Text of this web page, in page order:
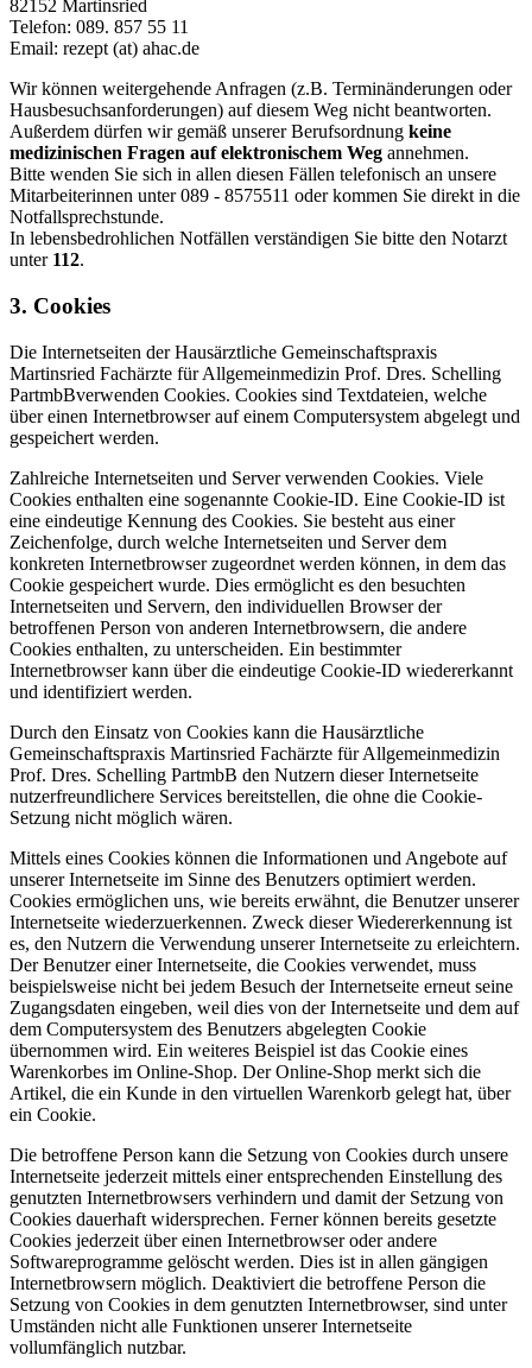
82152 Martinsried
Telefon: 089. 857 55 11
Email: rezept (at) ahac.de
Wir können weitergehende Anfragen (z.B. Terminänderungen oder
Hausbesuchsanforderungen) auf diesem Weg nicht beantworten.
Außerdem dürfen wir gemäß unserer Berufsordnung keine
medizinischen Fragen auf elektronischem Weg annehmen.
Bitte wenden Sie sich in allen diesen Fällen telefonisch an unsere
Mitarbeiterinnen unter 089 - 8575511 oder kommen Sie direkt in die
Notfallsprechstunde.
In lebensbedrohlichen Notfällen verständigen Sie bitte den Notarzt
unter 112.
3. Cookies
Die Internetseiten der Hausärztliche Gemeinschaftspraxis
Martinsried Fachärzte für Allgemeinmedizin Prof. Dres. Schelling
PartmbBverwenden Cookies. Cookies sind Textdateien, welche
über einen Internetbrowser auf einem Computersystem abgelegt und
gespeichert werden.
Zahlreiche Internetseiten und Server verwenden Cookies. Viele
Cookies enthalten eine sogenannte Cookie-ID. Eine Cookie-ID ist
eine eindeutige Kennung des Cookies. Sie besteht aus einer
Zeichenfolge, durch welche Internetseiten und Server dem
konkreten Internetbrowser zugeordnet werden können, in dem das
Cookie gespeichert wurde. Dies ermöglicht es den besuchten
Internetseiten und Servern, den individuellen Browser der
betroffenen Person von anderen Internetbrowsern, die andere
Cookies enthalten, zu unterscheiden. Ein bestimmter
Internetbrowser kann über die eindeutige Cookie-ID wiedererkannt
und identifiziert werden.
Durch den Einsatz von Cookies kann die Hausärztliche
Gemeinschaftspraxis Martinsried Fachärzte für Allgemeinmedizin
Prof. Dres. Schelling PartmbB den Nutzern dieser Internetseite
nutzerfreundlichere Services bereitstellen, die ohne die Cookie-
Setzung nicht möglich wären.
Mittels eines Cookies können die Informationen und Angebote auf
unserer Internetseite im Sinne des Benutzers optimiert werden.
Cookies ermöglichen uns, wie bereits erwähnt, die Benutzer unserer
Internetseite wiederzuerkennen. Zweck dieser Wiedererkennung ist
es, den Nutzern die Verwendung unserer Internetseite zu erleichtern.
Der Benutzer einer Internetseite, die Cookies verwendet, muss
beispielsweise nicht bei jedem Besuch der Internetseite erneut seine
Zugangsdaten eingeben, weil dies von der Internetseite und dem auf
dem Computersystem des Benutzers abgelegten Cookie
übernommen wird. Ein weiteres Beispiel ist das Cookie eines
Warenkorbes im Online-Shop. Der Online-Shop merkt sich die
Artikel, die ein Kunde in den virtuellen Warenkorb gelegt hat, über
ein Cookie.
Die betroffene Person kann die Setzung von Cookies durch unsere
Internetseite jederzeit mittels einer entsprechenden Einstellung des
genutzten Internetbrowsers verhindern und damit der Setzung von
Cookies dauerhaft widersprechen. Ferner können bereits gesetzte
Cookies jederzeit über einen Internetbrowser oder andere
Softwareprogramme gelöscht werden. Dies ist in allen gängigen
Internetbrowsern möglich. Deaktiviert die betroffene Person die
Setzung von Cookies in dem genutzten Internetbrowser, sind unter
Umständen nicht alle Funktionen unserer Internetseite
vollumfänglich nutzbar.